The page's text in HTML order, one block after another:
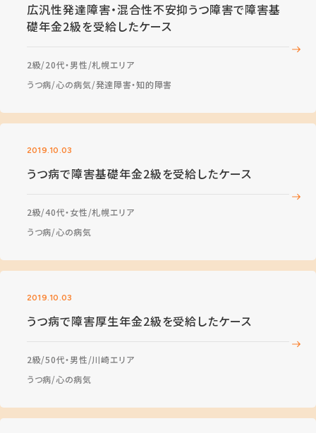
広汎性発達障害・混合性不安抑うつ障害で障害基
礎年金2級を受給したケース
2級 20代・男性 札幌エリア
うつ病 心の病気 発達障害・知的障害
2019.10.03
うつ病で障害基礎年金2級を受給したケース
2級 40代・女性 札幌エリア
うつ病 心の病気
2019.10.03
うつ病で障害厚生年金2級を受給したケース
2級 50代・男性 川崎エリア
うつ病 心の病気